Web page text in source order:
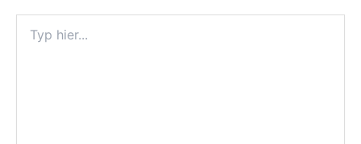
hier...